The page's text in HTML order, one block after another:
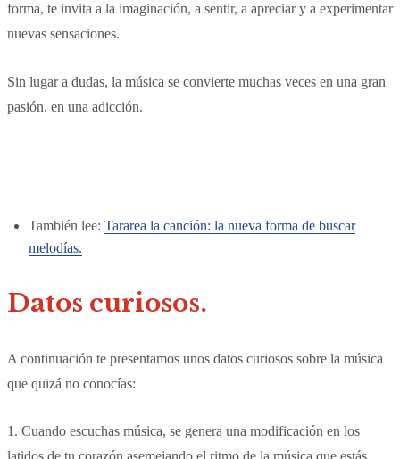
forma, te invita a la imaginación, a sentir, a apreciar y a experimentar
nuevas sensaciones.
Sin lugar a dudas, la música se convierte muchas veces en una gran
pasión, en una adicción.
También lee: Tararea la canción: la nueva forma de buscar
melodías.
Datos curiosos.
A continuación te presentamos unos datos curiosos sobre la música
que quizá no conocías:
1. Cuando escuchas música, se genera una modificación en los